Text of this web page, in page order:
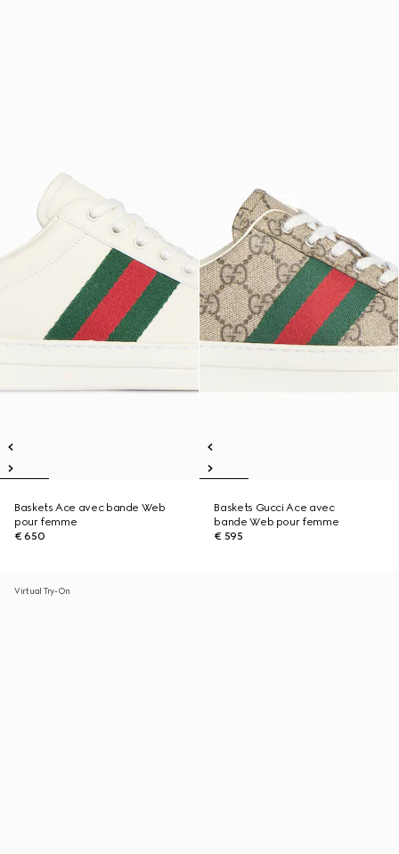
Baskets Ace avec bande Web
pour femme
€ 650
Baskets Gucci Ace avec
bande Web pour femme
€ 595
Virtual Try-On